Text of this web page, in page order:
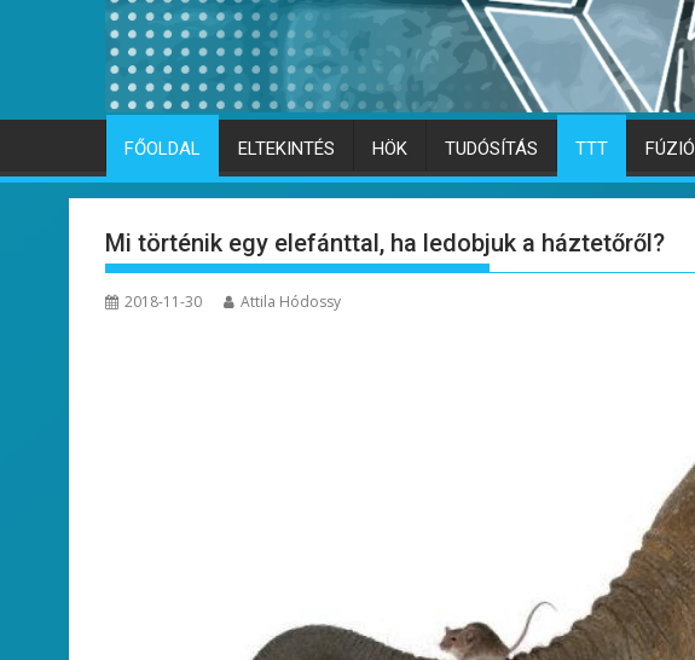
FŐOLDAL ELTEKINTÉS HÖK TUDÓSÍTÁS TTT FÚZIÓ
Mi történik egy elefánttal, ha ledobjuk a háztetőről?
2018-11-30 Attila Hódossy